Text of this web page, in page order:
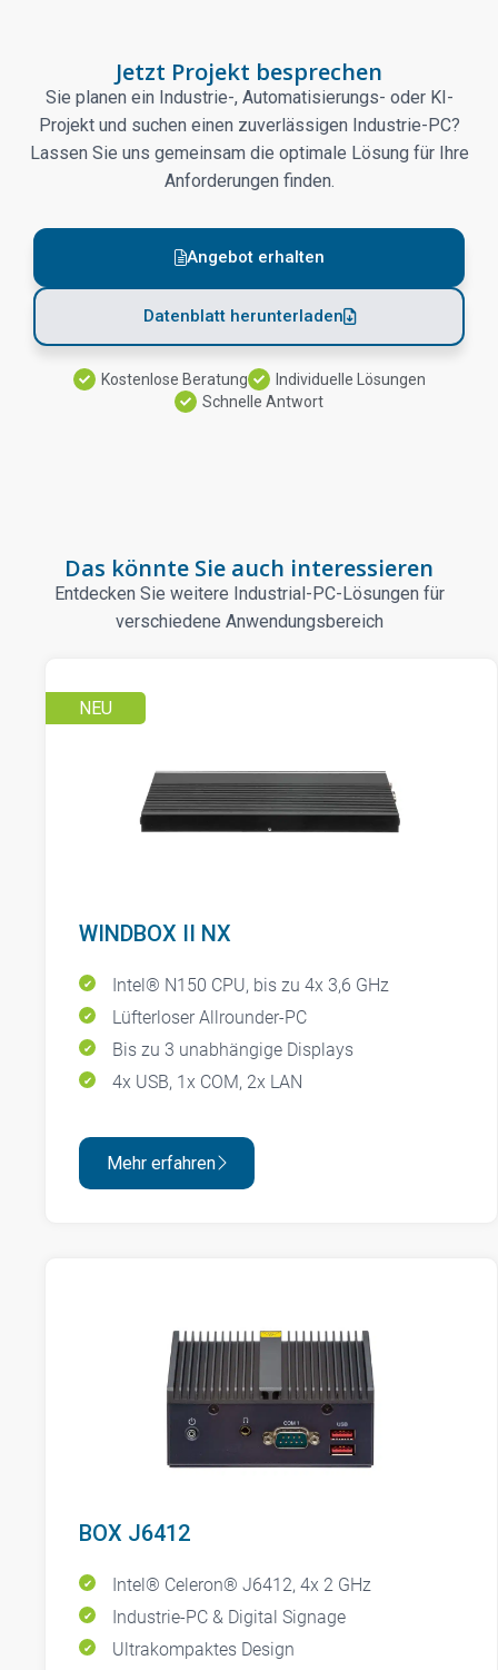
Jetzt Projekt besprechen
Sie planen ein Industrie-, Automatisierungs- oder KI-
Projekt und suchen einen zuverlässigen Industrie-PC?
Lassen Sie uns gemeinsam die optimale Lösung für Ihre
Anforderungen finden.
Angebot erhalten
Datenblatt herunterladen
Kostenlose Beratung
Individuelle Lösungen
Schnelle Antwort
Das könnte Sie auch interessieren
Entdecken Sie weitere Industrial-PC-Lösungen für
verschiedene Anwendungsbereich
NEU
WINDBOX II NX
Intel® N150 CPU, bis zu 4x 3,6 GHz
Lüfterloser Allrounder-PC
Bis zu 3 unabhängige Displays
4x USB, 1x COM, 2x LAN
Mehr erfahren
BOX J6412
Intel® Celeron® J6412, 4x 2 GHz
Industrie-PC & Digital Signage
Ultrakompaktes Design